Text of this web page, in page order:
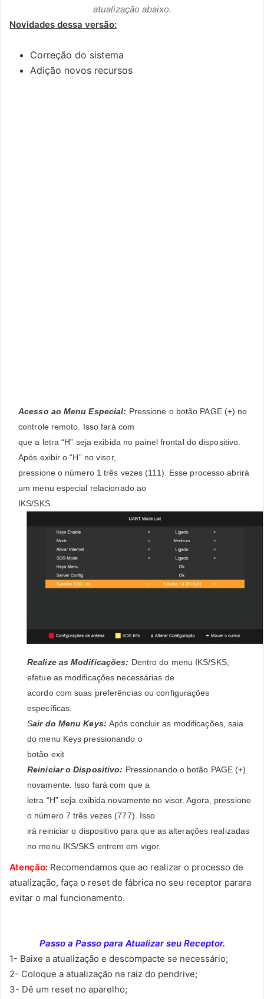
atualização abaixo.
Novidades dessa versão:
Correção do sistema
Adição novos recursos
Acesso ao Menu Especial: Pressione o botão PAGE (+) no
controle remoto. Isso fará com
que a letra “H” seja exibida no painel frontal do dispositivo.
Após exibir o “H” no visor,
pressione o número 1 três vezes (111). Esse processo abrirá
um menu especial relacionado ao
IKS/SKS.
Realize as Modificações: Dentro do menu IKS/SKS,
efetue as modificações necessárias de
acordo com suas preferências ou configurações
específicas.
Sair do Menu Keys: Após concluir as modificações, saia
do menu Keys pressionando o
botão exit
Reiniciar o Dispositivo: Pressionando o botão PAGE (+)
novamente. Isso fará com que a
letra “H” seja exibida novamente no visor. Agora, pressione
o número 7 três vezes (777). Isso
irá reiniciar o dispositivo para que as alterações realizadas
no menu IKS/SKS entrem em vigor.
Atenção: Recomendamos que ao realizar o processo de
atualização, faça o reset de fábrica no seu receptor parara
evitar o mal funcionamento.
Passo a Passo para Atualizar seu Receptor.
1- Baixe a atualização e descompacte se necessário;
2- Coloque a atualização na raiz do pendrive;
3- Dê um reset no aparelho;